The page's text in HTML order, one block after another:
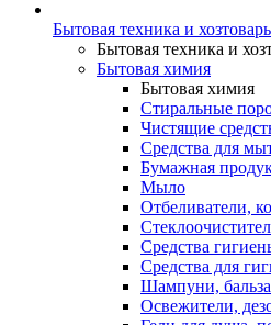
Бытовая техника и
Бытовая техника и
Бытовая химия
Бытовая химия
Стиральные
Чистящие
Средства для
Бумажная
Мыло
Отбеливатели,
Средства
Средства для
Шампуни,
Освежители,